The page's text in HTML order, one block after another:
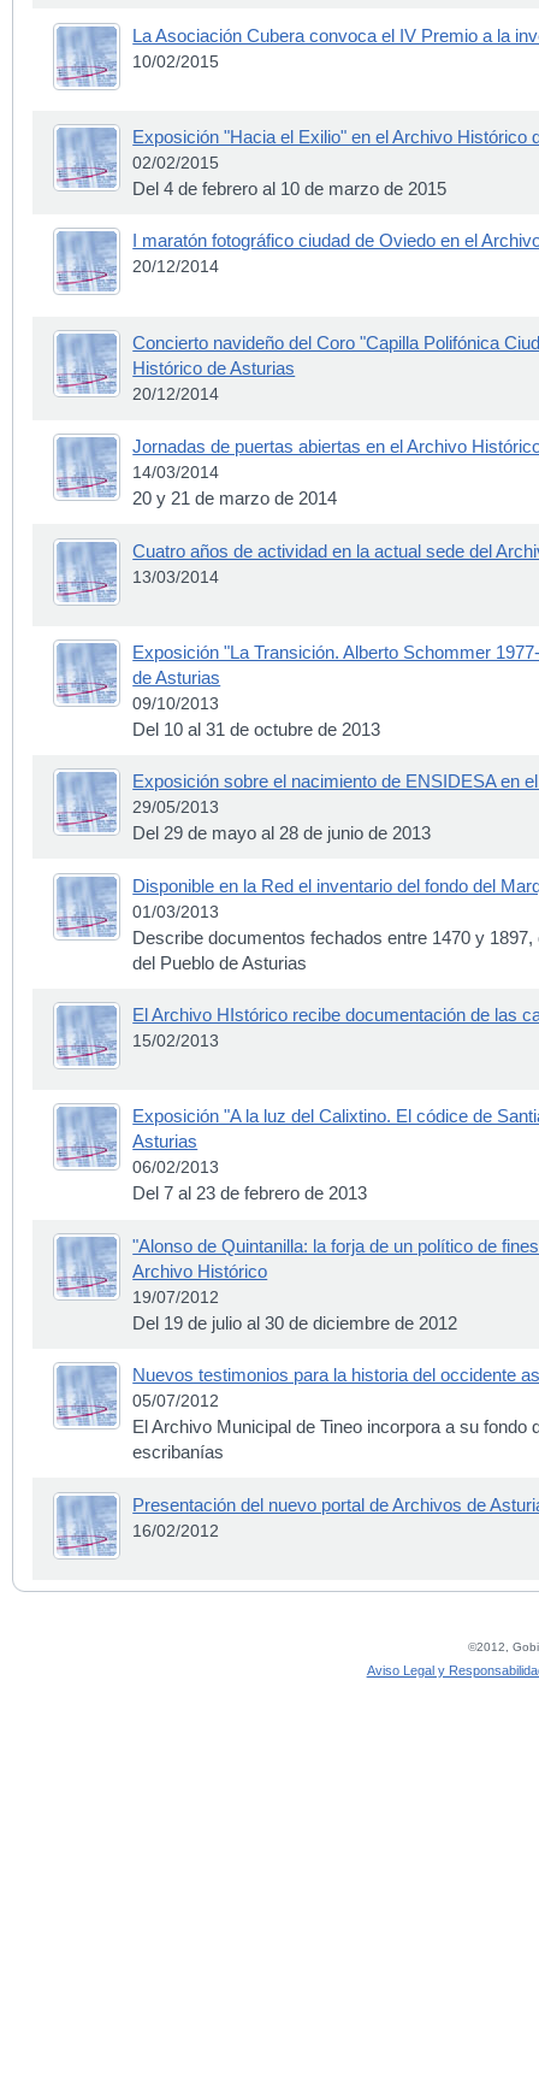
La Asociación Cubera convoca el IV Premio a la
10/02/2015
Exposición "Hacia el Exilio" en el Archivo Histórico
02/02/2015
Del 4 de febrero al 10 de marzo de 2015
I maratón fotográfico ciudad de Oviedo en el
20/12/2014
Concierto navideño del Coro "Capilla Polifónica
Histórico de Asturias
20/12/2014
Jornadas de puertas abiertas en el Archivo
14/03/2014
20 y 21 de marzo de 2014
Cuatro años de actividad en la actual sede del
13/03/2014
Exposición "La Transición. Alberto Schommer
de Asturias
09/10/2013
Del 10 al 31 de octubre de 2013
Exposición sobre el nacimiento de ENSIDESA en
29/05/2013
Del 29 de mayo al 28 de junio de 2013
Disponible en la Red el inventario del fondo del
01/03/2013
Describe documentos fechados entre 1470 y
del Pueblo de Asturias
El Archivo HIstórico recibe documentación de las
15/02/2013
Exposición "A la luz del Calixtino. El códice de
Asturias
06/02/2013
Del 7 al 23 de febrero de 2013
"Alonso de Quintanilla: la forja de un político de
Archivo Histórico
19/07/2012
Del 19 de julio al 30 de diciembre de 2012
Nuevos testimonios para la historia del occidente
05/07/2012
El Archivo Municipal de Tineo incorpora a su fondo
escribanías
Presentación del nuevo portal de Archivos de
16/02/2012
©2012,
Aviso Legal y